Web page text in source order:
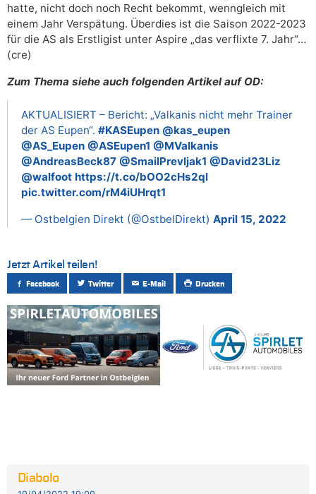
hatte, nicht doch noch Recht bekommt, wenngleich mit
einem Jahr Verspätung. Überdies ist die Saison 2022-2023
für die AS als Erstligist unter Aspire „das verflixte 7. Jahr“…
(cre)
Zum Thema siehe auch folgenden Artikel auf OD:
AKTUALISIERT – Bericht: „Valkanis nicht mehr Trainer
der AS Eupen“. #KASEupen @kas_eupen
@AS_Eupen @ASEupen1 @MValkanis
@AndreasBeck87 @SmailPrevljak1 @David23Liz
@walfoot https://t.co/bOO2cHs2ql
pic.twitter.com/rM4iUHrqt1
— Ostbelgien Direkt (@OstbelDirekt) April 15, 2022
Jetzt Artikel teilen!
Facebook Twitter E-Mail Drucken
Diabolo